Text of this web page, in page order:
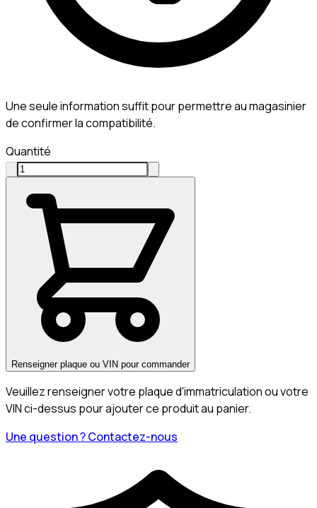
Une seule information suffit pour permettre au magasinier
de confirmer la compatibilité.
Quantité
Renseigner plaque ou VIN pour commander
Veuillez renseigner votre plaque d'immatriculation ou votre
VIN ci-dessus pour ajouter ce produit au panier.
Une question ? Contactez-nous